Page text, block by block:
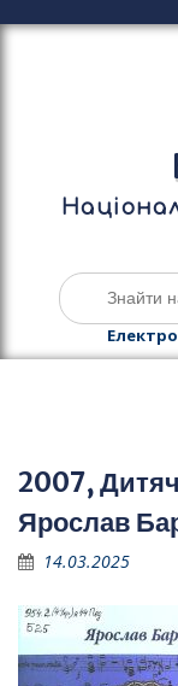
е
у
Ш
у
а
2007,
Ярослав
14.03.2025